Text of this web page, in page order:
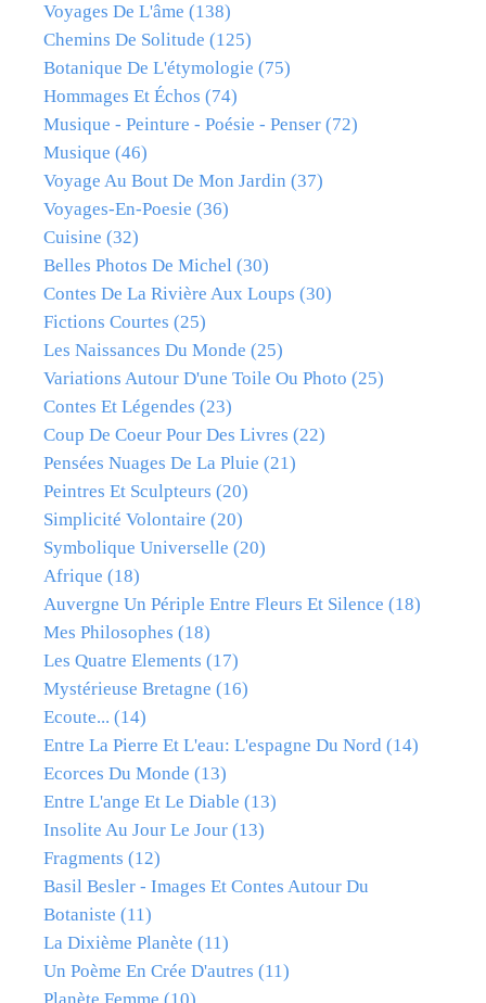
Voyages De L'âme (138)
Chemins De Solitude (125)
Botanique De L'étymologie (75)
Hommages Et Échos (74)
Musique - Peinture - Poésie - Penser (72)
Musique (46)
Voyage Au Bout De Mon Jardin (37)
Voyages-En-Poesie (36)
Cuisine (32)
Belles Photos De Michel (30)
Contes De La Rivière Aux Loups (30)
Fictions Courtes (25)
Les Naissances Du Monde (25)
Variations Autour D'une Toile Ou Photo (25)
Contes Et Légendes (23)
Coup De Coeur Pour Des Livres (22)
Pensées Nuages De La Pluie (21)
Peintres Et Sculpteurs (20)
Simplicité Volontaire (20)
Symbolique Universelle (20)
Afrique (18)
Auvergne Un Périple Entre Fleurs Et Silence (18)
Mes Philosophes (18)
Les Quatre Elements (17)
Mystérieuse Bretagne (16)
Ecoute... (14)
Entre La Pierre Et L'eau: L'espagne Du Nord (14)
Ecorces Du Monde (13)
Entre L'ange Et Le Diable (13)
Insolite Au Jour Le Jour (13)
Fragments (12)
Basil Besler - Images Et Contes Autour Du
Botaniste (11)
La Dixième Planète (11)
Un Poème En Crée D'autres (11)